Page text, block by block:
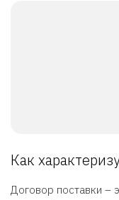
Как
Договор поставки –